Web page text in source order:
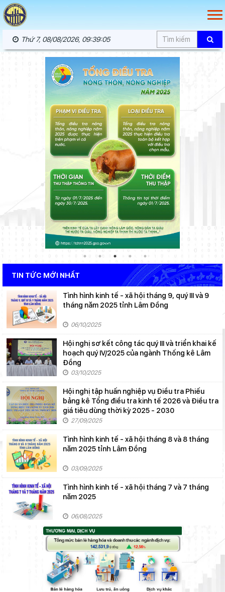
Thứ 7, 08/08/2026, 09:39:06
TIN TỨC MỚI NHẤT
Tình hình kinh tế - xã hội tháng 9, quý III và 9
tháng năm 2025 tỉnh Lâm Đồng
06/10/2025
Hội nghị sơ kết công tác quý III và triển khai kế
hoạch quý IV/2025 của ngành Thống kê Lâm
Đồng
03/10/2025
Hội nghị tập huấn nghiệp vụ Điều tra Phiếu
bảng kê Tổng điều tra kinh tế 2026 và Điều tra
giá tiêu dùng thời kỳ 2025 - 2030
27/09/2025
Tình hình kinh tế - xã hội tháng 8 và 8 tháng
năm 2025 tỉnh Lâm Đồng
03/09/2025
Tình hình kinh tế - xã hội tháng 7 và 7 tháng
năm 2025
06/08/2025